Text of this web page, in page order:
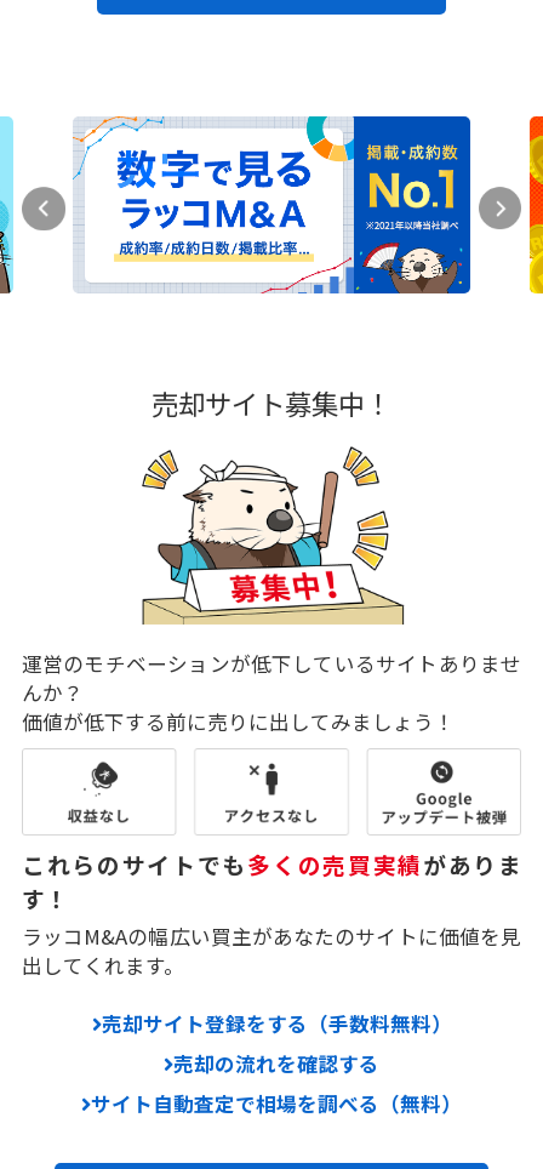
売却サイト募集中！
運営のモチベーションが低下しているサイトありませ
んか？
価値が低下する前に売りに出してみましょう！
これらのサイトでも多くの売買実績がありま
す！
ラッコM&Aの幅広い買主があなたのサイトに価値を見
出してくれます。
売却サイト登録をする（手数料無料）
売却の流れを確認する
サイト自動査定で相場を調べる（無料）